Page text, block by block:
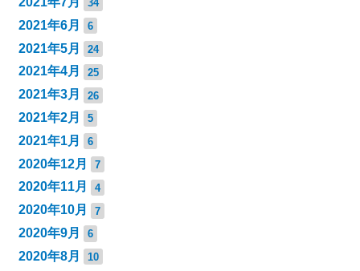
34
2021年6月 6
2021年5月 24
2021年4月 25
2021年3月 26
2021年2月 5
2021年1月 6
2020年12月 7
2020年11月 4
2020年10月 7
2020年9月 6
2020年8月 10